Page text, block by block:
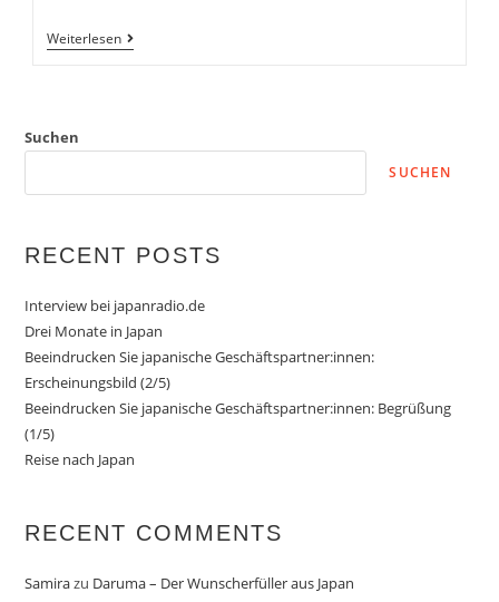
WeiterlesenManeki-
Neko
Suchen
SUCHEN
RECENT POSTS
Interview bei japanradio.de
Drei Monate in Japan
Beeindrucken Sie japanische Geschäftspartner:innen:
Erscheinungsbild (2/5)
Beeindrucken Sie japanische Geschäftspartner:innen: Begrüßung
(1/5)
Reise nach Japan
RECENT COMMENTS
Samirazu Daruma – Der Wunscherfüller aus Japan